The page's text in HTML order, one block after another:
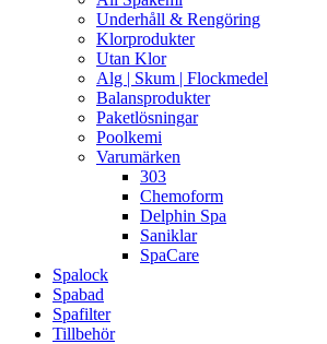
Underhåll & Rengöring
Klorprodukter
Utan Klor
Alg | Skum | Flockmedel
Balansprodukter
Paketlösningar
Poolkemi
Varumärken
303
Chemoform
Delphin Spa
Saniklar
SpaCare
Spalock
Spabad
Spafilter
Tillbehör